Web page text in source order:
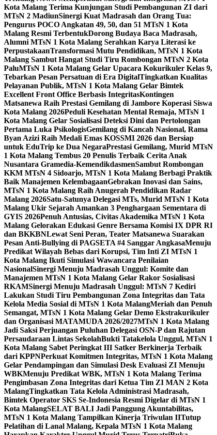
Kota Malang Terima Kunjungan Studi Pembangunan ZI dari
MTsN 2 MadiunSinergi Kuat Madrasah dan Orang Tua:
Pengurus POCO Angkatan 49, 50, dan 51 MTsN 1 Kota
Malang Resmi TerbentukDorong Budaya Baca Madrasah,
Alumni MTsN 1 Kota Malang Serahkan Karya Literasi ke
PerpustakaanTransformasi Mutu Pendidikan, MTsN 1 Kota
Malang Sambut Hangat Studi Tiru Rombongan MTsN 2 Kota
PaluMTsN 1 Kota Malang Gelar Upacara Kokurikuler Kelas 9,
Tebarkan Pesan Persatuan di Era DigitalTingkatkan Kualitas
Pelayanan Publik, MTsN 1 Kota Malang Gelar Bimtek
Excellent Front Office Berbasis IntegritasKontingen
Matsanewa Raih Prestasi Gemilang di Jambore Koperasi Siswa
Kota Malang 2026Peduli Kesehatan Mental Remaja, MTsN 1
Kota Malang Gelar Sosialisasi Deteksi Dini dan Pertolongan
Pertama Luka PsikologisGemilang di Kancah Nasional, Rama
Byan Azizi Raih Medali Emas KOSSMI 2026 dan Bersiap
untuk EduTrip ke Dua NegaraPrestasi Gemilang, Murid MTsN
1 Kota Malang Tembus 20 Penulis Terbaik Cerita Anak
Nusantara Gramedia-KemendikdasmenSambut Rombongan
KKM MTsN 4 Sidoarjo, MTsN 1 Kota Malang Berbagi Praktik
Baik Manajemen KelembagaanGebrakan Inovasi dan Sains,
MTsN 1 Kota Malang Raih Anugerah Pendidikan Radar
Malang 2026Satu-Satunya Delegasi MTs, Murid MTsN 1 Kota
Malang Ukir Sejarah Amankan 3 Penghargaan Sementara di
GYIS 2026Penuh Antusias, Civitas Akademika MTsN 1 Kota
Malang Gelorakan Edukasi Genre Bersama Komisi IX DPR RI
dan BKKBNLewat Seni Peran, Teater Matsanewa Suarakan
Pesan Anti-Bullying di PAGSETA #4 Sanggar AngkasaMenuju
Predikat Wilayah Bebas dari Korupsi, Tim Inti ZI MTsN 1
Kota Malang Ikuti Simulasi Wawancara Penilaian
NasionalSinergi Menuju Madrasah Unggul: Komite dan
Manajemen MTsN 1 Kota Malang Gelar Rakor Sosialisasi
RKAMSinergi Menuju Madrasah Unggul: MTsN 7 Kediri
Lakukan Studi Tiru Pembangunan Zona Integritas dan Tata
Kelola Media Sosial di MTsN 1 Kota MalangMeriah dan Penuh
Semangat, MTsN 1 Kota Malang Gelar Demo Ekstrakurikuler
dan Organisasi MATAMUDA 2026/2027MTsN 1 Kota Malang
Jadi Saksi Perjuangan Puluhan Delegasi OSN-P dan Rajutan
Persaudaraan Lintas SekolahBukti Tatakelola Unggul, MTsN 1
Kota Malang Sabet Peringkat III Satker Berkinerja Terbaik
dari KPPNPerkuat Komitmen Integritas, MTsN 1 Kota Malang
Gelar Pendampingan dan Simulasi Desk Evaluasi ZI Menuju
WBKMenuju Predikat WBK, MTsN 1 Kota Malang Terima
Pengimbasan Zona Integritas dari Ketua Tim ZI MAN 2 Kota
MalangTingkatkan Tata Kelola Administrasi Madrasah,
Bimtek Operator SKS Se-Indonesia Resmi Digelar di MTsN 1
Kota MalangSELAT BALI Jadi Panggung Akuntabilitas,
MTsN 1 Kota Malang Tampilkan Kinerja Triwulan IITutup
Pelatihan di Lanal Malang, Kepala MTsN 1 Kota Malang